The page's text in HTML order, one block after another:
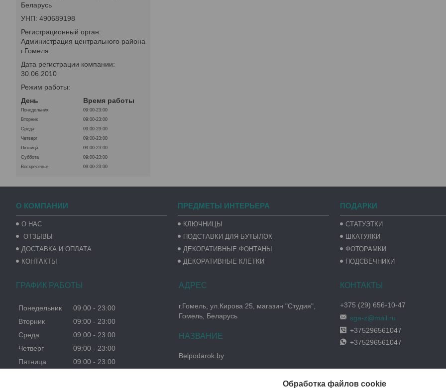
Беларусь
УНП: 490689198
Регистрационный орган:
Администрация центрального района
г.Гомеля
Дата регистрации компании:
30.06.2010
Режим работы:
День
Время работы
Понедельник
09:00-23:00
Вторник
09:00-23:00
Среда
09:00-23:00
Четверг
09:00-23:00
Пятница
09:00-23:00
Суббота
09:00-23:00
Воскресенье
09:00-23:00
О КОМПАНИИ
О НАС
ОТЗЫВЫ
ДОСТАВКА И ОПЛАТА
КОНТАКТЫ
ПРЕДМЕТЫ ИНТЕРЬЕРА
КЛЮЧНИЦЫ
ПОДСТАВКИ ДЛЯ БУТЫЛОК
ДЕКОРАТИВНЫЕ ФОНТАНЫ
ДЕКОРАТИВНЫЕ КЛЕТКИ
ПОДАРКИ
СТАТУЭТКИ
ШКАТУЛКИ
ФОТОРАМКИ
ПОДСВЕЧНИКИ
ГРАФИК РАБОТЫ
Понедельник 09:00
23:00
Вторник
09:00
23:00
Среда
09:00
23:00
Четверг
09:00
23:00
Пятница
09:00
23:00
г.Гомель, ул.Кирова 25, магазин "Студия",
Гомель, Беларусь
Belpodarok.by
+375 (29) 656-10-47
sga-z@mail.ru
+375296561047
+375296561047
Обработка файлов cookie